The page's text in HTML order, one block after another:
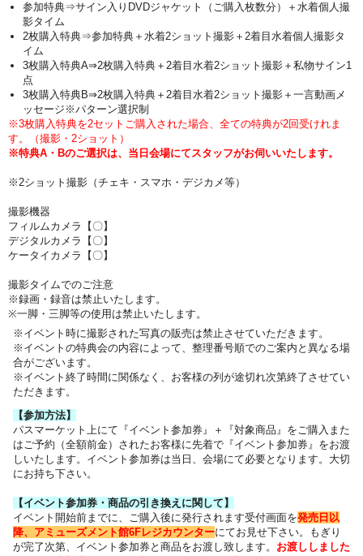
参加特典⇒サイン入りDVDジャケット（ご購入枚数分）＋水着個人撮
影タイム
2枚購入特典⇒参加特典＋水着2ショット撮影＋2着目水着個人撮影タ
イム
3枚購入特典A⇒2枚購入特典＋2着目水着2ショット撮影＋私物サイン1
点
3枚購入特典B⇒2枚購入特典＋2着目水着2ショット撮影＋一言動画メ
ッセージ※パターン選択制
※3枚購入特典を2セットご購入された場合、全ての特典が2回受けれま
す。（撮影・2ショット）
※特典A・Bのご選択は、当日会場にてスタッフがお伺いいたします。
※2ショット撮影（チェキ・スマホ・デジカメ等）
撮影機器
フィルムカメラ【〇】
デジタルカメラ【〇】
ケータイカメラ【〇】
撮影タイムでのご注意
※録画・録音は禁止いたします。
※一脚・三脚等の使用は禁止いたします。
※イベント時に撮影された写真の販売は禁止させていただきます。
※イベントの特典会の内容によって、整理番号順でのご案内と異なる場
合がございます。
※イベント終了時間に関係なく、お客様の列が途切れ次第終了させてい
ただきます。
【参加方法】
パスマーケット上にて『イベント参加券』＋『対象商品』をご購入また
はご予約（全額前金）されたお客様に先着で『イベント参加券』をお渡
しいたします。イベント参加券は当日、会場にて必要となります。大切
にお持ち下さい。
【イベント参加券・商品の引き換えに関して】
イベント開始前までに、ご購入後に発行されます受付画面を発売日以
降、アミューズメント館6Fレジカウンターにてお見せ下さい。もぎり
が完了次第、イベント参加券と商品をお渡し致します。 お渡ししました